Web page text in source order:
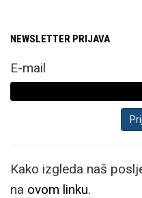
NEWSLETTER PRIJAVA
E-mail
Kako izgleda naš
na ovom linku.